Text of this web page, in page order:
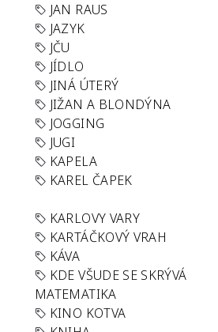
JAN RAUS
JAZYK
JČU
JÍDLO
JINÁ ÚTERÝ
JIŽAN A BLONDÝNA
JOGGING
JUGI
KAPELA
KAREL ČAPEK
KARLOVY VARY
KARTÁČKOVÝ VRAH
KÁVA
KDE VŠUDE SE SKRÝVÁ
MATEMATIKA
KINO KOTVA